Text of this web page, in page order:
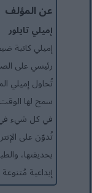
عن المؤلف
إميلي تايلور
رئيسي على
تُحاول إميلي
سمح لها
في كل شيء في
تُدوّن على
بحديقتها،
إبداعية